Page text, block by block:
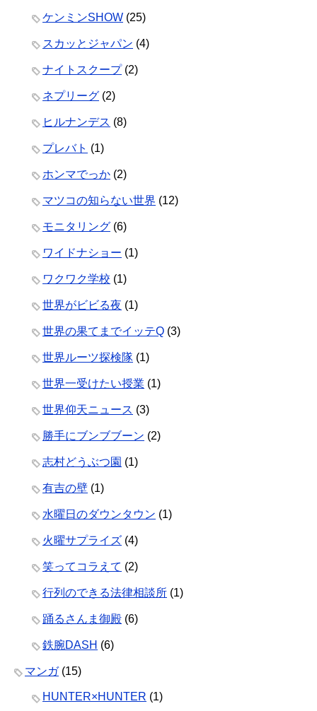
ケンミンSHOW (25)
スカッとジャパン (4)
ナイトスクープ(2)
ネプリーグ (2)
ヒルナンデス (8)
プレバト (1)
ホンマでっか (2)
マツコの知らない世界 (12)
モニタリング (6)
ワイドナショー (1)
ワクワク学校 (1)
世界がビビる夜 (1)
世界の果てまでイッテQ (3)
世界ルーツ探検隊 (1)
世界一受けたい授業 (1)
世界仰天ニュース (3)
勝手にブンブブーン (2)
志村どうぶつ園 (1)
有吉の壁 (1)
水曜日のダウンタウン (1)
火曜サプライズ (4)
笑ってコラえて (2)
行列のできる法律相談所 (1)
踊るさんま御殿 (6)
鉄腕DASH (6)
マンガ(15)
HUNTER×HUNTER (1)